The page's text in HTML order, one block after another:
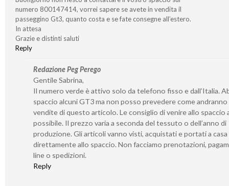
numero 800147414, vorrei sapere se avete in vendita il
passeggino Gt3, quanto costa e se fate consegne all’estero.
In attesa
Grazie e distinti saluti
Reply
Redazione Peg Perego
Gentile Sabrina,
Il numero verde è attivo solo da telefono fisso e dall’Italia.
spaccio alcuni GT3 ma non posso prevedere come andranno
vendite di questo articolo. Le consiglio di venire allo spaccio
possibile. Il prezzo varia a seconda del tessuto o dell’anno di
produzione. Gli articoli vanno visti, acquistati e portati a casa
direttamente allo spaccio. Non facciamo prenotazioni,
line o spedizioni.
Reply